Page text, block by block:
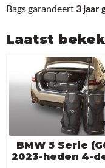
Bags garandeert 3 jaar
Laatst
BMW 5 Serie
2023-heden 4-